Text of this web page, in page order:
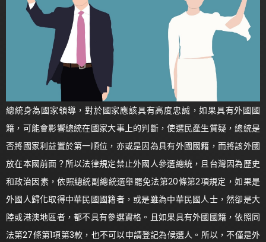
總統身為國家領導，對於國家應該具有高度忠誠，如果具有外國國
籍，可能會影響總統在國家大事上的判斷，使選民產生質疑，總統是
否將國家利益置於第一順位，亦或是因為具有外國國籍，而將該外國
放在本國前面？所以法律規定禁止外國人參選總統，且台灣因為歷史
和政治因素，依照總統副總統選舉罷免法第20條第2項規定，如果是
外國人歸化取得中華民國國籍者，或是雖為中華民國人士，然卻是大
陸或港澳地區者，都不具有參選資格。且如果具有外國國籍，依照同
法第27條第1項第3款，也不可以申請登記為候選人。所以，不僅是外